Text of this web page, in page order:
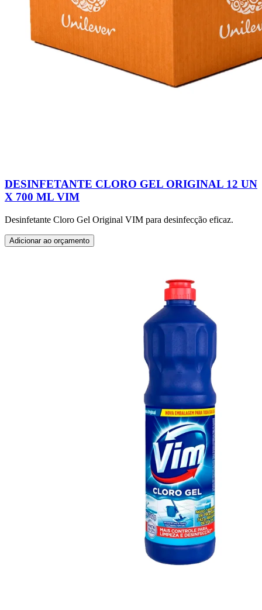
DESINFETANTE CLORO GEL ORIGINAL 12 UN
X 700 ML VIM
Desinfetante Cloro Gel Original VIM para desinfecção eficaz.
Adicionar ao orçamento